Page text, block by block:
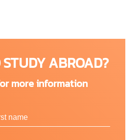
ABROAD?
more information